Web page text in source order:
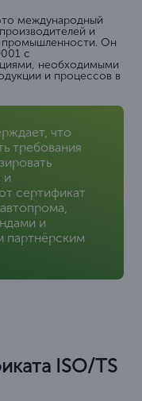
международный
и
промышленности. Он
с
необходимыми
и процессов в
что
требования
и
сертификат
и
партнёрским
ISO/TS